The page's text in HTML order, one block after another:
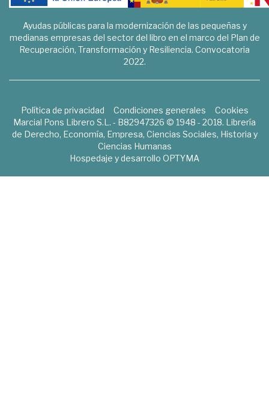
Ayudas públicas para la modernización de las pequeñas y
medianas empresas del sector del libro en el marco del Plan de
Recuperación, Transformación y Resiliencia. Convocatoria
2022.
Política de privacidad Condiciones generales
Cookies
Marcial Pons Librero S.L. - B82947326 © 1948 - 2018. Librería
de Derecho, Economía, Empresa, Ciencias Sociales, Historia y
Ciencias Humanas
Hospedaje y desarrollo OPTYMA